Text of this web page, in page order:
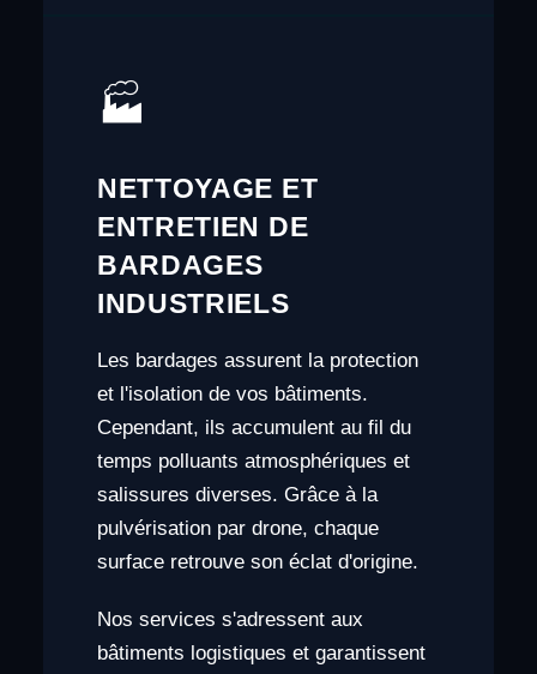
🏭
NETTOYAGE ET
ENTRETIEN DE
BARDAGES
INDUSTRIELS
Les bardages assurent la protection
et l'isolation de vos bâtiments.
Cependant, ils accumulent au fil du
temps polluants atmosphériques et
salissures diverses. Grâce à la
pulvérisation par drone, chaque
surface retrouve son éclat d'origine.
Nos services s'adressent aux
bâtiments logistiques et garantissent